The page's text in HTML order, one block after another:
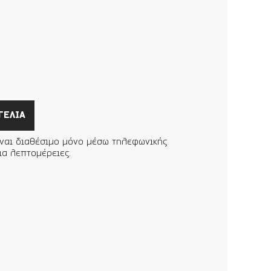
διαθέσιμο μόνο μέσω τηλεφωνικής
λεπτομέρειες.